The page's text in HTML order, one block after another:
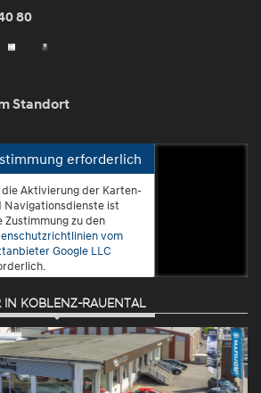
80
Standort
Koblenz-Güls
erforderlich
die Aktivierung der Karten-
Navigationsdienste ist
Zustimmung zu den
vom
Google LLC
Zustimmen
und
aktivieren
IN KOBLENZ-RAUENTAL